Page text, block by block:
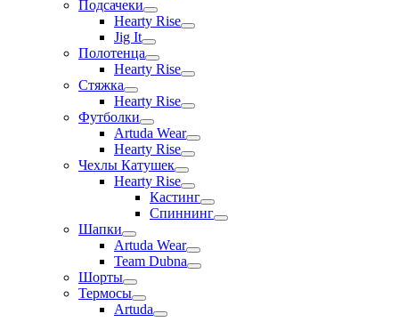
Подсачеки
Hearty Rise
Jig It
Полотенца
Hearty Rise
Стяжка
Hearty Rise
Футболки
Artuda Wear
Hearty Rise
Чехлы Катушек
Hearty Rise
Кастинг
Спиннинг
Шапки
Artuda Wear
Team Dubna
Шорты
Термосы
Artuda